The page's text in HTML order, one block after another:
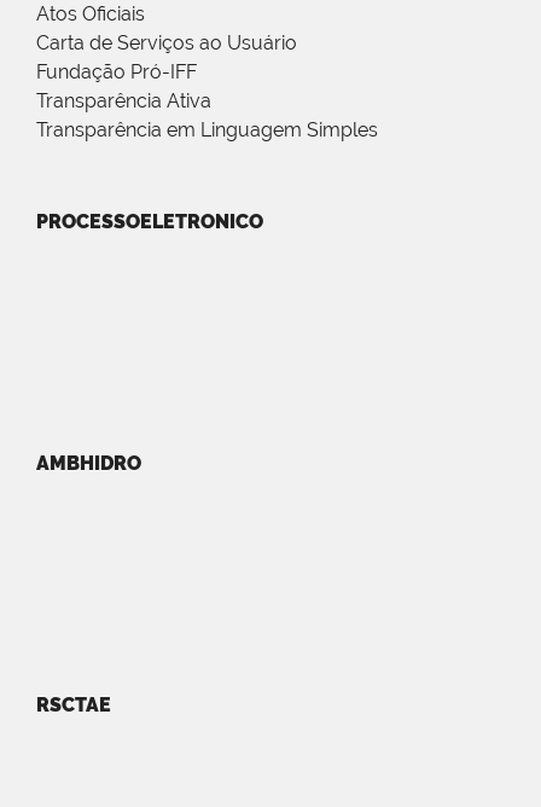
Atos Oficiais
Carta de Serviços ao Usuário
Fundação Pró-IFF
Transparência Ativa
Transparência em Linguagem Simples
PROCESSOELETRONICO
AMBHIDRO
RSCTAE